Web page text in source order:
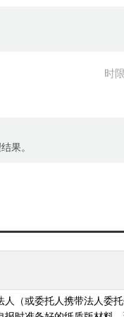
时
果。
人（或委托人携带法人委